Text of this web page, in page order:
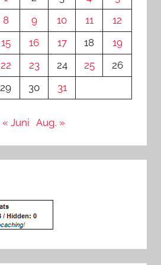
8 9 10 11
12
15 16 17 18
19
22 23 24 25
26
29 30 31
« Juni Aug. »